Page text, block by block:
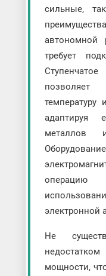
сильные,
автономной
требует
позволяет
температуру
металлов
электронной
Не
мощности,